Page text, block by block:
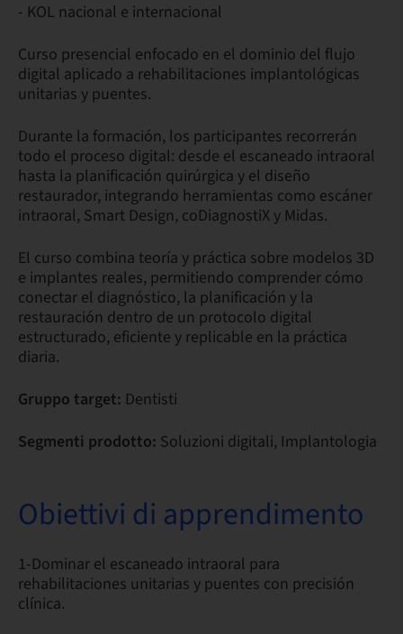
- KOL nacional e internacional
Curso presencial enfocado en el dominio del flujo
digital aplicado a rehabilitaciones implantológicas
unitarias y puentes.
Durante la formación, los participantes recorrerán
todo el proceso digital: desde el escaneado intraoral
hasta la planificación quirúrgica y el diseño
restaurador, integrando herramientas como escáner
intraoral, Smart Design, coDiagnostiX y Midas.
El curso combina teoría y práctica sobre modelos 3D
e implantes reales, permitiendo comprender cómo
conectar el diagnóstico, la planificación y la
restauración dentro de un protocolo digital
estructurado, eficiente y replicable en la práctica
diaria.
Gruppo target: Dentisti
Segmenti prodotto: Soluzioni digitali, Implantologia
Obiettivi di apprendimento
1-Dominar el escaneado intraoral para
rehabilitaciones unitarias y puentes con precisión
clínica.